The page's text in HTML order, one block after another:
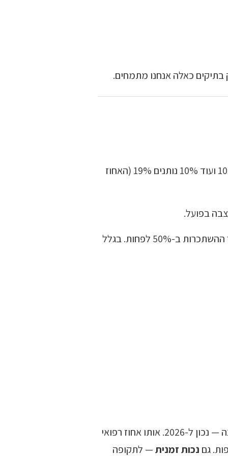
כאלה אנחנו מתמחים.
, לא בחיבור פשוט: 10% ועוד 10% נותנים 19% (האחוז
ספי הבסיס לקצבת נכות כללית: נכות רפואית של 60% לפחות (או 40% כשאחד הליקויים הוא 25% ומעלה) וגם צמצום כושר ההשתכרות ב-50% לפחות. בגלל
גובה קצבת הנכות נגזר מדרגת אי־הכושר וממספר התלויים (בן/בת זוג, ילדים) ומתעדכן מדי שנה — נכון ל-2026. אותו אחוז רפואי
גם נכות זמנית— לתקופה